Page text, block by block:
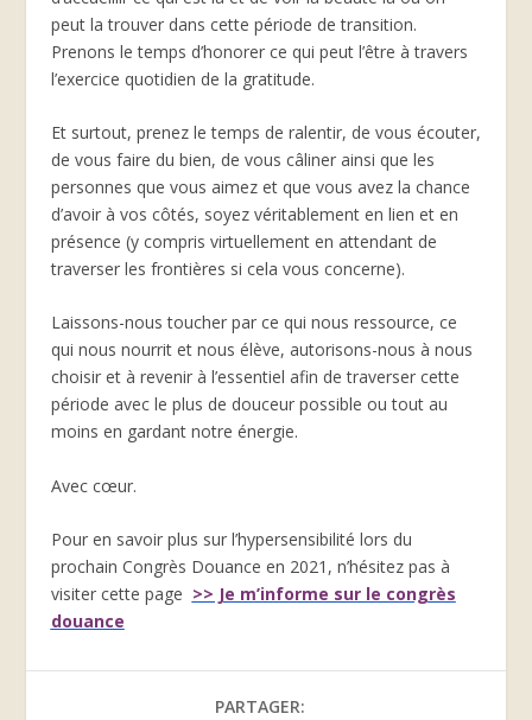
peut la trouver dans cette période de transition.
Prenons le temps d’honorer ce qui peut l’être à travers
l’exercice quotidien de la gratitude.
Et surtout, prenez le temps de ralentir, de vous écouter,
de vous faire du bien, de vous câliner ainsi que les
personnes que vous aimez et que vous avez la chance
d’avoir à vos côtés, soyez véritablement en lien et en
présence (y compris virtuellement en attendant de
traverser les frontières si cela vous concerne).
Laissons-nous toucher par ce qui nous ressource, ce
qui nous nourrit et nous élève, autorisons-nous à nous
choisir et à revenir à l’essentiel afin de traverser cette
période avec le plus de douceur possible ou tout au
moins en gardant notre énergie.
Avec cœur.
Pour en savoir plus sur l’hypersensibilité lors du
prochain Congrès Douance en 2021, n’hésitez pas à
visiter cette page >> Je m’informe sur le congrès
douance
PARTAGER: